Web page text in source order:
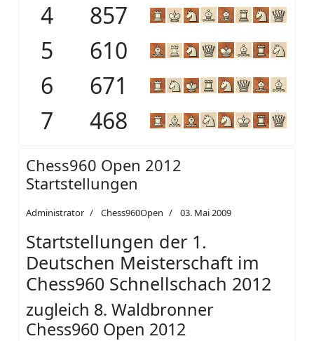
4
857
5
610
6
671
7
468
Chess960 Open 2012
Startstellungen
Administrator Chess960Open 03. Mai 2009
Startstellungen der 1.
Deutschen Meisterschaft im
Chess960 Schnellschach 2012
zugleich 8. Waldbronner
Chess960 Open 2012